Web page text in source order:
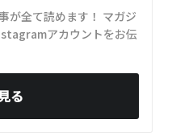
が全て読めます！ マガジ
アカウントをお伝
る